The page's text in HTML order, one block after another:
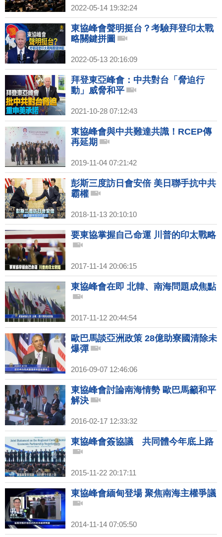
2022-05-14 19:32:24
東協峰會聲明挺台？考驗拜登印太戰
略關鍵拼圖
2022-05-13 20:16:09
拜登東亞峰會：中共對台「脅迫行
動」威脅和平
2021-10-28 07:12:43
東協峰會與中共難達共識！RCEP傳
再延期
2019-11-04 07:21:42
彭斯三度訪日會安倍 美日聯手抗中共
霸權
2018-11-13 20:10:10
要東協掌握自己命運 川普的印太戰略
2017-11-14 20:06:15
東協峰會在即 北韓、南海問題成焦點
2017-11-12 20:44:54
歐巴馬談亞洲政策 28億助寮國清除未
爆彈
2016-09-07 12:46:06
東協峰會討論南海情勢 歐巴馬籲和平
解決
2016-02-17 12:33:32
東協峰會簽協議 共同體今年底上路
2015-11-22 20:17:11
東協峰會緬甸登場 聚焦南海主權爭議
2014-11-14 07:05:50